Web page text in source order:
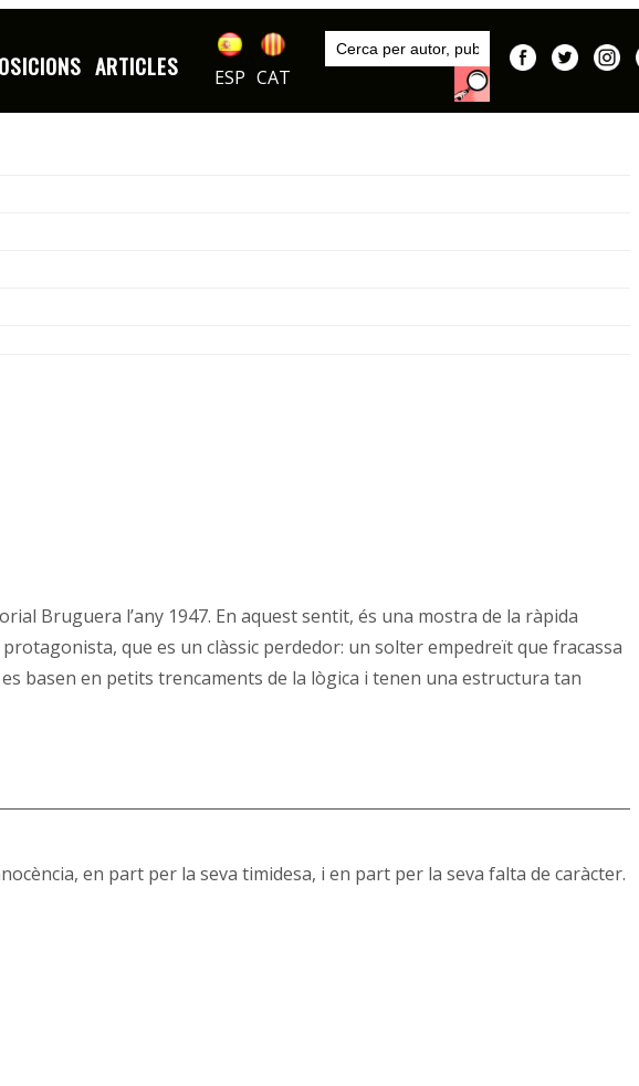
ARTICLES ESP CAT
Sèries
Bruguera l’any 1947. En aquest sentit, és una mostra de la ràpida
que es un clàssic perdedor: un solter empedreït que fracassa
basen en petits trencaments de la lògica i tenen una estructura tan
en part per la seva timidesa, i en part per la seva falta de caràcter.